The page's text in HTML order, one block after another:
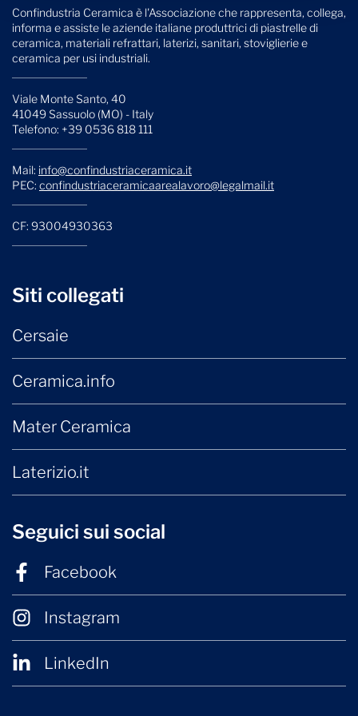
Confindustria Ceramica è l'Associazione che rappresenta, collega,
informa e assiste le aziende italiane produttrici di piastrelle di
ceramica, materiali refrattari, laterizi, sanitari, stoviglierie e
ceramica per usi industriali.
Viale Monte Santo, 40
41049 Sassuolo (MO) - Italy
Telefono: +39 0536 818 111
Mail: info@confindustriaceramica.it
PEC: confindustriaceramicaarealavoro@legalmail.it
CF: 93004930363
Siti collegati
Cersaie
Ceramica.info
Mater Ceramica
Laterizio.it
Seguici sui social
Facebook
Instagram
LinkedIn